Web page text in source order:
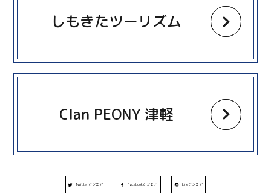
しもきたツーリズム
Clan PEONY 津軽
more
Twitterでシェア Facebookでシェア Lineでシェア